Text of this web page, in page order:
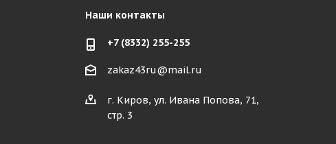
Наши контакты
+7 (8332) 255-255
zakaz43ru@mail.ru
г. Киров, ул. Ивана Попова, 71,
стр. 3